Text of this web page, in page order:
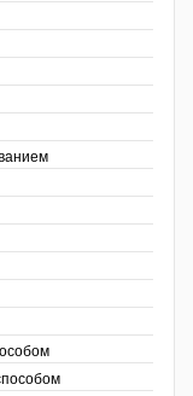
качества
и газ
Передача и